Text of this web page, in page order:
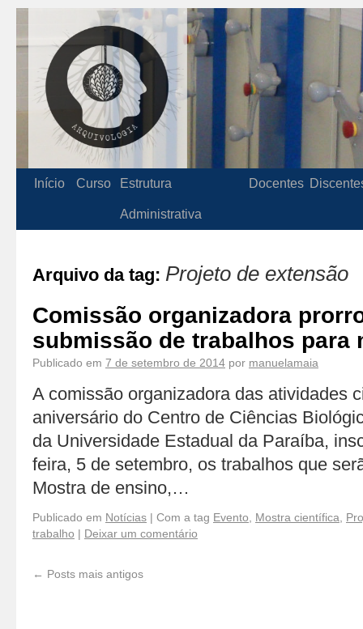
Início Curso Estrutura
Administrativa
Docentes
Arquivo da tag: Projeto de extensão
Comissão organizadora
submissão de trabalhos para
Publicado em 7 de setembro de 2014 por manuelamaia
A comissão organizadora das atividades
aniversário do Centro de Ciências
da Universidade Estadual da Paraíba,
feira, 5 de setembro, os trabalhos que
Mostra de ensino,…
Publicado em Notícias | Com a tag Evento Mostra científica
trabalho | Deixar um comentário
← Posts mais antigos